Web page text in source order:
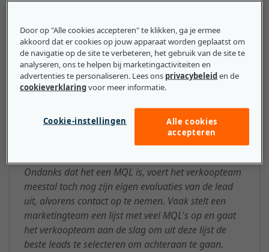
vervolgens doorgegeven aan het verkoopteam, zodat
de lead kan worden omgezet in een klant.
Wat mkb-bedrijven moeten
weten over de MQL (Marketing-
Ondanks dat het een MQL is, voert het verkoopteam
meestal toch nog zijn eigen evaluaties van de lead
uit, alvorens contact op te nemen. Vaak stelt een
marketingteam een lijst met veel MQL's op en gaat
het verkoopteam aan de slag om uit deze lijst de
beste leads te selecteren om achteraan te gaan.
Door op "Alle cookies accepteren" te klikken, ga je ermee
akkoord dat er cookies op jouw apparaat worden geplaatst om
de navigatie op de site te verbeteren, het gebruik van de site te
analyseren, ons te helpen bij marketingactiviteiten en
advertenties te personaliseren. Lees ons privacybeleiden de
cookieverklaringvoor meer informatie.
Cookie-instellingen
Alle cookies
accepteren